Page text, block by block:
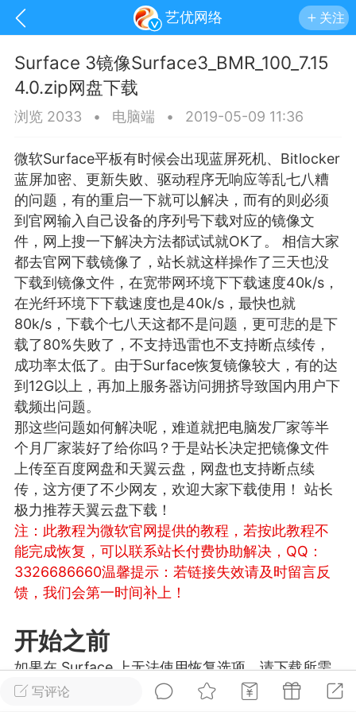
艺优网络 关注
手机 系统 网站
游戏 兴趣 美图
问答 闲谈 官方
任务 排行 历史
网络
VIP 7
29 21:24
电脑端 Surface Laptop Go 2
Laptop Go 2镜像
网盘下载
Laptop Go 2 i5/8/128 – Windows
写评论
Surface 3镜像Surface3_BMR_100_7.15
4.0.zip网盘下载
浏览 2033 • 电脑端 • 2019-05-09 11:36
微软Surface平板有时候会出现蓝屏死机、Bitlocker
蓝屏加密、更新失败、驱动程序无响应等乱七八糟
的问题，有的重启一下就可以解决，而有的则必须
到官网输入自己设备的序列号下载对应的镜像文
件，网上搜一下解决方法都试试就OK了。 相信大家
都去官网下载镜像了，站长就这样操作了三天也没
下载到镜像文件，在宽带网环境下下载速度40k/s，
在光纤环境下下载速度也是40k/s，最快也就
80k/s，下载个七八天这都不是问题，更可悲的是下
载了80%失败了，不支持迅雷也不支持断点续传，
成功率太低了。由于Surface恢复镜像较大，有的达
到12G以上，再加上服务器访问拥挤导致国内用户下
载频出问题。
那这些问题如何解决呢，难道就把电脑发厂家等半
个月厂家装好了给你吗？于是站长决定把镜像文件
上传至百度网盘和天翼云盘，网盘也支持断点续
传，这方便了不少网友，欢迎大家下载使用！ 站长
极力推荐天翼云盘下载！
注：此教程为微软官网提供的教程，若按此教程不
能完成恢复，可以联系站长付费协助解决，QQ：
3326686660温馨提示：若链接失效请及时留言反
馈，我们会第一时间补上！
开始之前
如果在 Surface 上无法使用恢复选项，请下载所需
的文件以使 Surface 重新正常工作。